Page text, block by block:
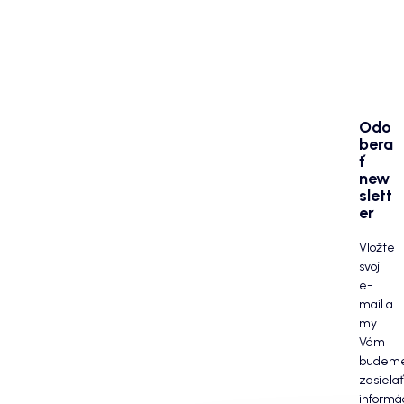
Odo
bera
ť
new
slett
er
Vložte
svoj
e-
mail a
my
Vám
zasielať